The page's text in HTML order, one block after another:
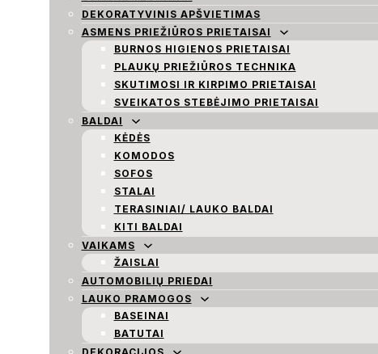
DEKORATYVINIS APŠVIETIMAS
ASMENS PRIEŽIŪROS PRIETAISAI
BURNOS HIGIENOS PRIETAISAI
PLAUKŲ PRIEŽIŪROS TECHNIKA
SKUTIMOSI IR KIRPIMO PRIETAISAI
SVEIKATOS STEBĖJIMO PRIETAISAI
BALDAI
KĖDĖS
KOMODOS
SOFOS
STALAI
TERASINIAI/ LAUKO BALDAI
KITI BALDAI
VAIKAMS
ŽAISLAI
AUTOMOBILIŲ PRIEDAI
LAUKO PRAMOGOS
BASEINAI
BATUTAI